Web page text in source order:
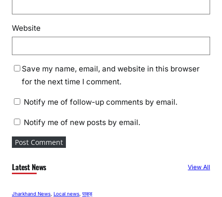
Website
Save my name, email, and website in this browser
for the next time I comment.
Notify me of follow-up comments by email.
Notify me of new posts by email.
Latest News View All
Jharkhand News Local news पाकुड़